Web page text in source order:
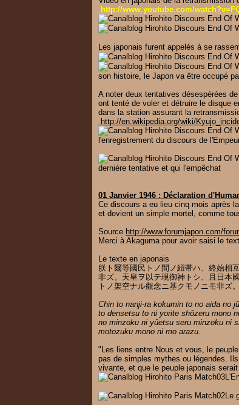
http://www.youtube.com/
Les japonais furent appelés à se
son histoire, le Japon va être occupé
A noter deux tentatives désespérées
ont tenté de voler et détruire le disque
dans la station assurant la
http://en.wikipedia.org/wiki/
l'enregistrement du discours de
dernière tentative et qui l'empêchat
01 Janvier 1946 : Déclaration
Ce discours a eu lieu cinq mois après
et devient un simple mortel, comme
Source http://www.forumjapon.com/
Merci à Akaguma pour avoir saisi le
Le texte en japonais
朕ト爾等國民トノ間ノ紐帯ハ、終始相
非ズ。天皇ヲ以テ現御神トシ、且日本
トノ架空ナル觀念ニ基クモノニモ非ズ。
Chin to nanji-ra kokumin to no aida no
to densetsu to ni yorite shôzeru mono
no minzoku ni yûetsu seru minzoku ni
motozuku mono ni mo arazu.
"Les liens entre Nous et vous, le
pas de simples mythes ou légendes.
vivante, et que le peuple japonais
Le